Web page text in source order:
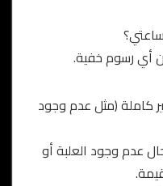
أي رسوم خفية.
كاملة (مثل عدم وجود
عدم وجود العلبة أو